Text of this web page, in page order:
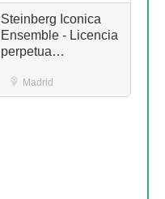
Steinberg Iconica
Ensemble - Licencia
perpetua
Madrid